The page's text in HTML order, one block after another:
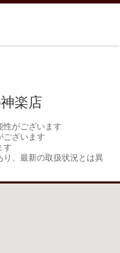
楽店
性がございます
ございます
す
、最新の取扱状況とは異